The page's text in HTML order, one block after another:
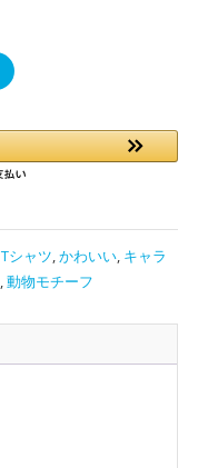
Tシャツ,かわいい, キャラ
,動物モチーフ